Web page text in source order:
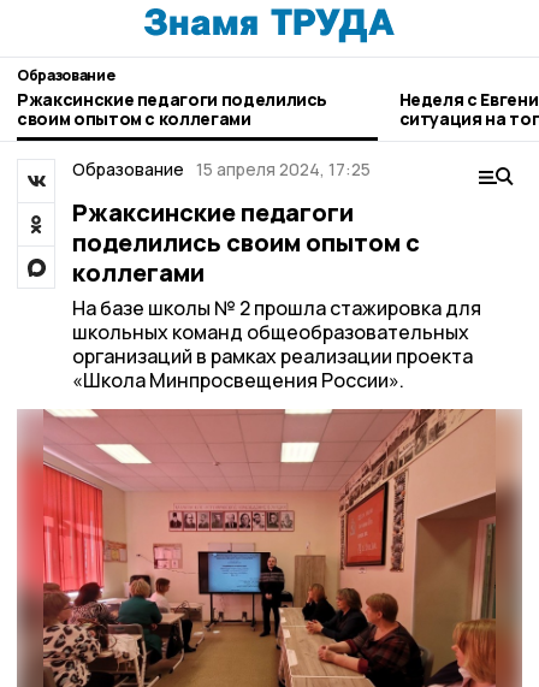
Образование
Ржаксинские педагоги поделились
своим опытом с коллегами
Неделя с
ситуация на
городе и
Образование 15 апреля 2024, 17:25
Ржаксинские педагоги
поделились своим опытом с
коллегами
На базе школы № 2 прошла стажировка для
школьных команд общеобразовательных
организаций в рамках реализации проекта
«Школа Минпросвещения России».